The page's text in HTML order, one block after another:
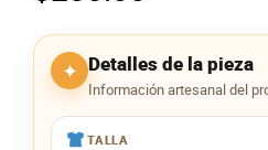
✦ Detalles de la pieza
Información artesanal del
TALLA